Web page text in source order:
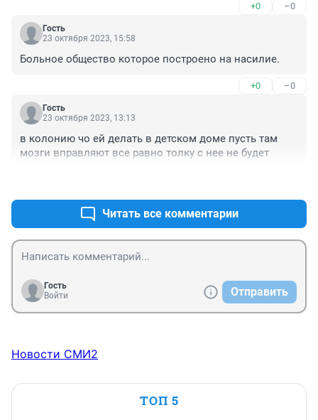
+0 –0
Гость
23 октября 2023, 15:58
Больное общество которое построено на насилие.
+0 –0
Гость
23 октября 2023, 13:13
в колонию чо ей делать в детском доме пусть там
мозги вправляют все равно толку с нее не будет
Читать все комментарии
Гость
Войти
Отправить
Новости СМИ2
ТОП 5